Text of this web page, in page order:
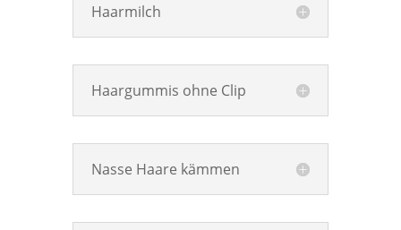
Haarmilch
Haargummis ohne Clip
Nasse Haare kämmen